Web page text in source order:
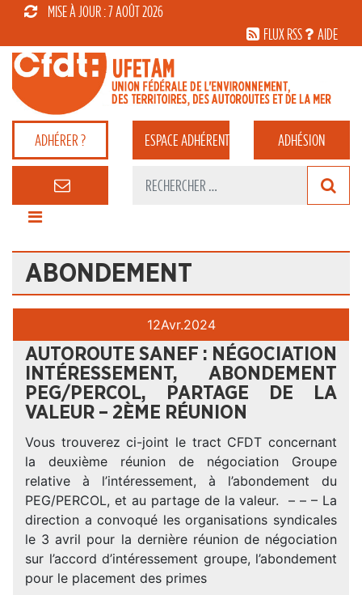
MISE À JOUR : 7 AOÛT 2026
FLUX RSS
AIDE
ADHÉRER ? ESPACEADHÉRENT ADHÉSION
ABONDEMENT
12Avr.2024
AUTOROUTE SANEF : NÉGOCIATION
INTÉRESSEMENT, ABONDEMENT
PEG/PERCOL, PARTAGE DE LA
VALEUR – 2ÈME RÉUNION
Vous trouverez ci-joint le tract CFDT concernant
la deuxième réunion de négociation Groupe
relative à l’intéressement, à l’abondement du
PEG/PERCOL, et au partage de la valeur. – – – La
direction a convoqué les organisations syndicales
le 3 avril pour la dernière réunion de négociation
sur l’accord d’intéressement groupe, l’abondement
pour le placement des primes